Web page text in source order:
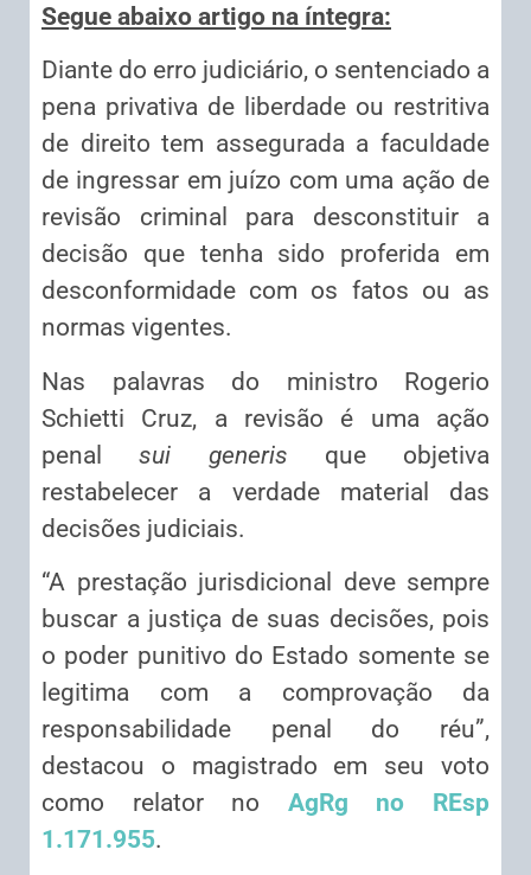
Segue abaixo artigo na íntegra:
Diante do erro judiciário, o sentenciado a
pena privativa de liberdade ou restritiva
de direito tem assegurada a faculdade
de ingressar em juízo com uma ação de
revisão criminal para desconstituir a
decisão que tenha sido proferida em
desconformidade com os fatos ou as
normas vigentes.
Nas palavras do ministro Rogerio
Schietti Cruz, a revisão é uma ação
penalsui generis que objetiva
restabelecer a verdade material das
decisões judiciais.
“A prestação jurisdicional deve sempre
buscar a justiça de suas decisões, pois
o poder punitivo do Estado somente se
legitima com a comprovação da
responsabilidade penal do réu”,
destacou o magistrado em seu voto
como relator no AgRg no REsp
1.171.955.